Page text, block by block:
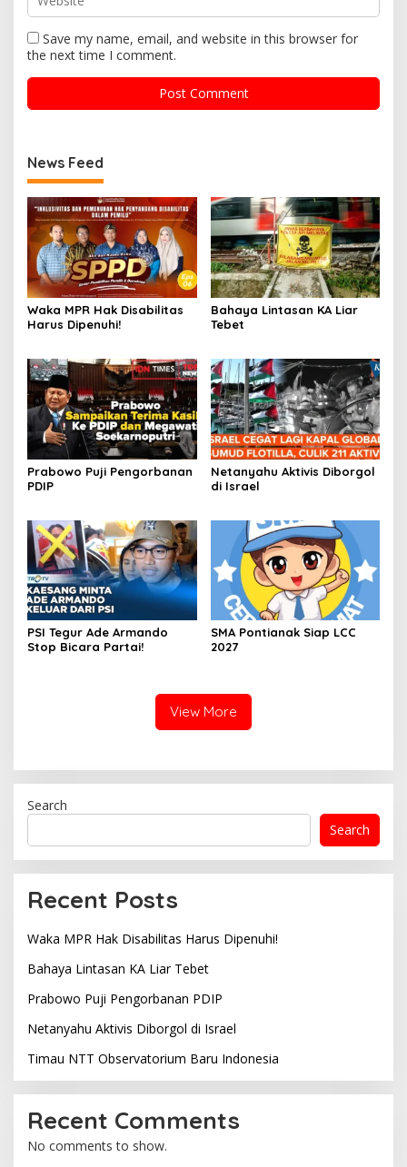
Save my name, email, and website in this browser for
the next time I comment.
News Feed
Waka MPR Hak Disabilitas
Harus Dipenuhi!
Bahaya Lintasan KA Liar
Tebet
Prabowo Puji Pengorbanan
PDIP
Netanyahu Aktivis Diborgol
di Israel
PSI Tegur Ade Armando
Stop Bicara Partai!
SMA Pontianak Siap LCC
2027
View More
Search
Search
Recent Posts
Waka MPR Hak Disabilitas Harus Dipenuhi!
Bahaya Lintasan KA Liar Tebet
Prabowo Puji Pengorbanan PDIP
Netanyahu Aktivis Diborgol di Israel
Timau NTT Observatorium Baru Indonesia
Recent Comments
No comments to show.